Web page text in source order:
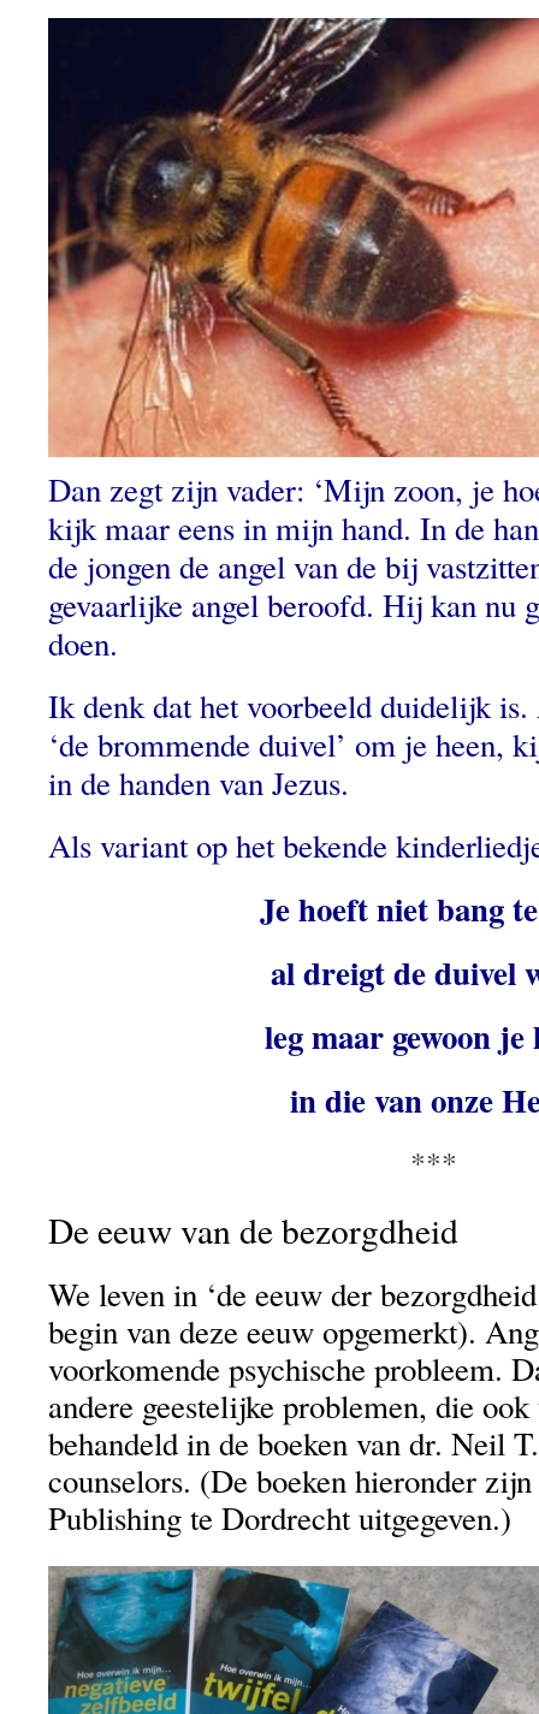
Dan zegt zijn vader: ‘Mijn zoon, je
kijk maar eens in mijn hand. In de
de jongen de angel van de bij
gevaarlijke angel beroofd. Hij kan nu
doen.
Ik denk dat het voorbeeld duidelijk
‘de brommende duivel’ om je heen,
in de handen van Jezus.
Als variant op het bekende
Je hoeft niet bang
al dreigt de duivel
leg maar gewoon je
in die van onze
***
De eeuw van de bezorgdheid
We leven in ‘de eeuw der
begin van deze eeuw opgemerkt).
voorkomende psychische probleem.
andere geestelijke problemen, die
behandeld in de boeken van dr. Neil
counselors. (De boeken hieronder
Publishing te Dordrecht uitgegeven.)